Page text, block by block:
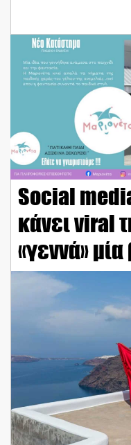
Social
κάνει viral
«γεννά»